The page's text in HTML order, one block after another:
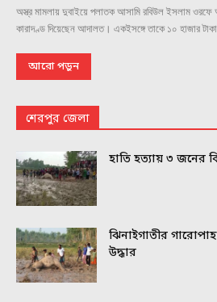
অস্ত্র মামলায় দুবাইয়ে পলাতক আসামি রবিউল ইসলাম
কারাদণ্ড দিয়েছেন আদালত। একইসঙ্গে তাকে ১০ হাজার
আরো পড়ুন
শেরপুর জেলা
হাতি হত্যায় ৩ জনের
ঝিনাইগাতীর
উদ্ধার